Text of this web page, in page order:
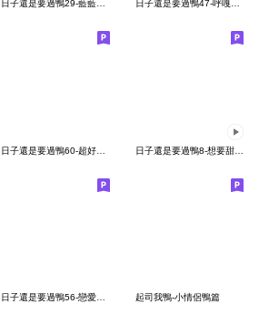
日子還是要過鴨29-藍藍的鴨 日子還是要過鴨47-呼嘎蝦嘎
日子還是要過鴨8-想要甜甜的戀愛鴨
起司我鴨-小情侶鴨篇